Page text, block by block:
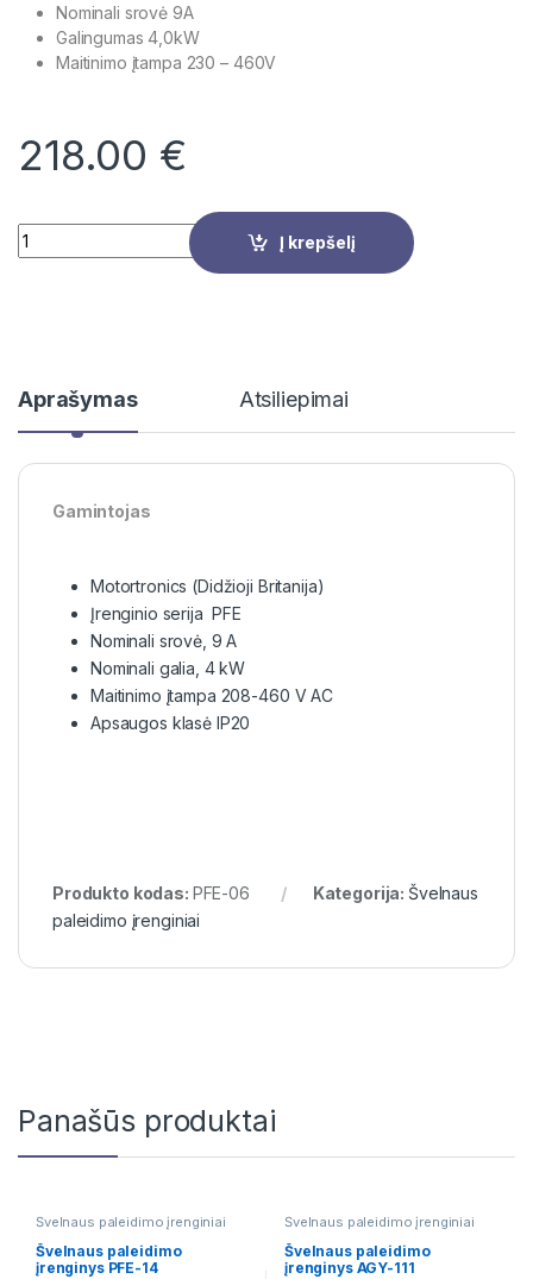
Nominali srovė 9A
Galingumas 4,0kW
Maitinimo įtampa 230 – 460V
218.00 €
Quantity
Į krepšelį
Aprašymas Atsiliepimai
Gamintojas
Motortronics (Didžioji Britanija)
Įrenginio serija PFE
Nominali srovė, 9 A
Nominali galia, 4 kW
Maitinimo įtampa 208-460 V AC
Apsaugos klasė IP20
Produkto kodas: PFE-06 Kategorija: Švelnaus
paleidimo įrenginiai
Panašūs produktai
Švelnaus paleidimo įrenginiai
Švelnaus paleidimo
įrenginys PFE-14
Švelnaus paleidimo įrenginiai
Švelnaus paleidimo
įrenginys AGY-111